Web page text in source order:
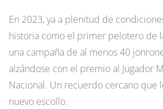
En 2023, ya a plenitud de
historia como el primer pelotero de
una campaña de al menos 40
alzándose con el premio al Jugador
Nacional. Un recuerdo cercano que
nuevo escollo.